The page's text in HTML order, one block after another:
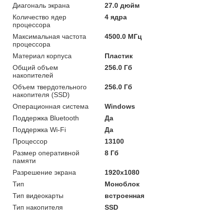
Диагональ экрана
27.0 дюйм
Количество ядер
процессора
4 ядра
Максимальная частота
процессора
4500.0 МГц
Материал корпуса
Пластик
Общий объем
накопителей
256.0 Гб
Объем твердотельного
накопителя (SSD)
256.0 Гб
Операционная система
Windows
Поддержка Bluetooth
Да
Поддержка Wi-Fi
Да
Процессор
13100
Размер оперативной
памяти
8 Гб
Разрешение экрана
1920x1080
Тип
Моноблок
Тип видеокарты
встроенная
Тип накопителя
SSD